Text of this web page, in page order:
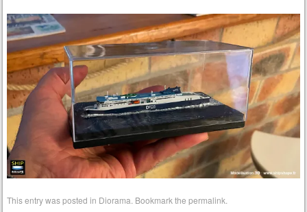
This entry was posted in Diorama . Bookmark thepermalink